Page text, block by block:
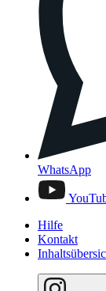
WhatsApp
Hilfe
Kontakt